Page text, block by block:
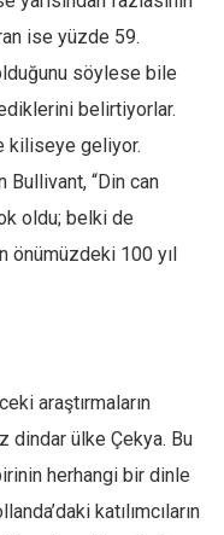
ise yüzde 59.
söylese bile
belirtiyorlar.
kiliseye geliyor.
Bullivant, “Din can
oldu; belki de
önümüzdeki 100 yıl
araştırmaların
dindar ülke Çekya. Bu
herhangi bir dinle
katılımcıların